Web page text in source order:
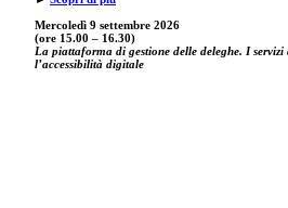
Mercoledì 9 settembre 2026
(ore 15.00 – 16.30)
La piattaforma di gestione delle deleghe. I
l’accessibilità digitale